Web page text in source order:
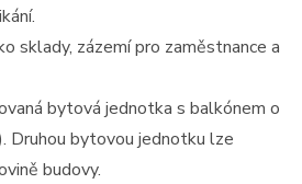
sklady, zázemí pro zaměstnance a
bytová jednotka s balkónem o
Druhou bytovou jednotku lze
budovy.